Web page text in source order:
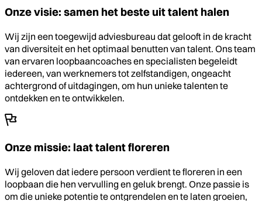
Onze visie: samen het beste uit talent halen
Wij zijn een toegewijd adviesbureau dat gelooft in de kracht
van diversiteit en het optimaal benutten van talent. Ons team
van ervaren loopbaancoaches en specialisten begeleidt
iedereen, van werknemers tot zelfstandigen, ongeacht
achtergrond of uitdagingen, om hun unieke talenten te
ontdekken en te ontwikkelen.
Onze missie: laat talent floreren
Wij geloven dat iedere persoon verdient te floreren in een
loopbaan die hen vervulling en geluk brengt. Onze passie is
om die unieke potentie te ontgrendelen en te laten groeien,